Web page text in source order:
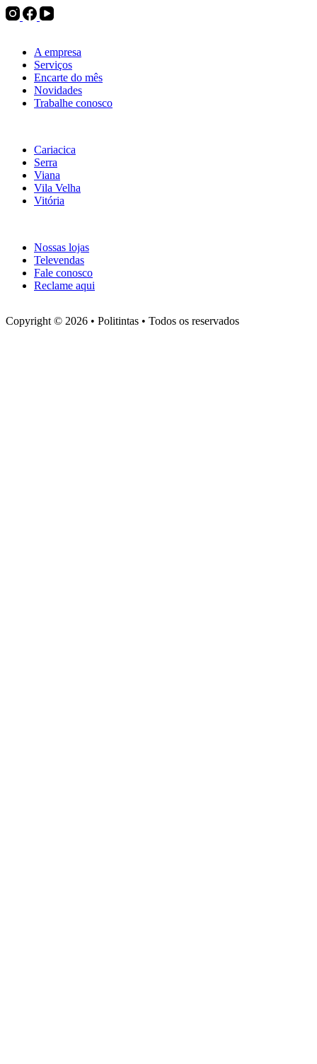
A empresa
Serviços
Encarte do mês
Novidades
Trabalhe conosco
Cariacica
Serra
Viana
Vila Velha
Vitória
Nossas lojas
Televendas
Fale conosco
Reclame aqui
Copyright © 2026 • Politintas • Todos os reservados